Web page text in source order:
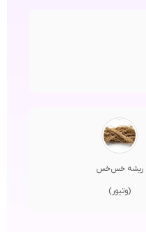
ریشه خس‌خس
(وتیور)